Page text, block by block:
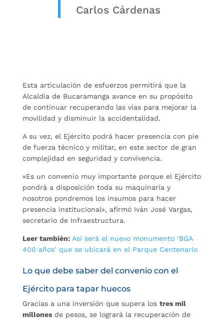
Carlos Cárdenas
Esta articulación de esfuerzos permitirá que la
Alcaldía de Bucaramanga avance en su propósito
de continuar recuperando las vías para mejorar la
movilidad y disminuir la accidentalidad.
A su vez, el Ejército podrá hacer presencia con pie
de fuerza técnico y militar, en este sector de gran
complejidad en seguridad y convivencia.
«Es un convenio muy importante porque el Ejército
pondrá a disposición toda su maquinaria y
nosotros pondremos los insumos para hacer
presencia institucional», afirmó Iván José Vargas,
secretario de Infraestructura.
Leer también: Así será el nuevo monumento ‘BGA
400 años’ que se ubicará en el Parque Centenario
Lo que debe saber del convenio con el
Ejército para tapar huecos
Gracias a una inversión que supera los tres mil
millonesde pesos, se logrará la recuperación de